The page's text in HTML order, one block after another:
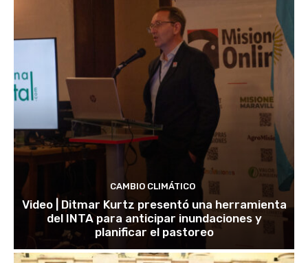
CAMBIO CLIMÁTICO
Video | Ditmar Kurtz presentó una herramienta
del INTA para anticipar inundaciones y
planificar el pastoreo